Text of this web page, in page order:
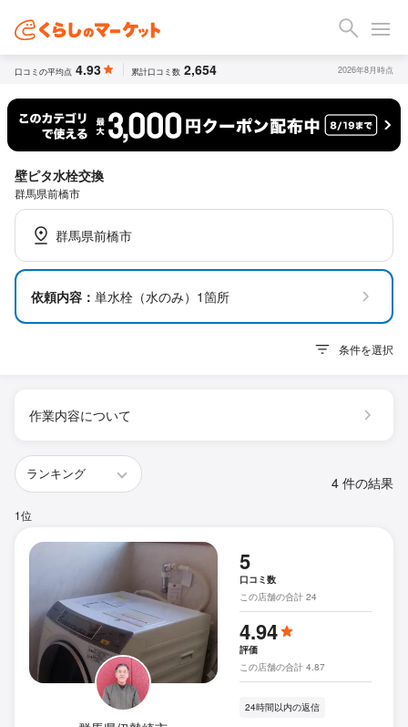
口コミの平均点 4.93 累計口コミ数 2,654 2026年8月時点
壁ピタ水栓交換
群馬県前橋市
群馬県前橋市
依頼内容： 単水栓（水のみ）1箇所
条件を選択
作業内容について
4 件の結果
1位
5
口コミ数
この店舗の合計 24
4.94
評価
この店舗の合計 4.87
24時間以内の返信